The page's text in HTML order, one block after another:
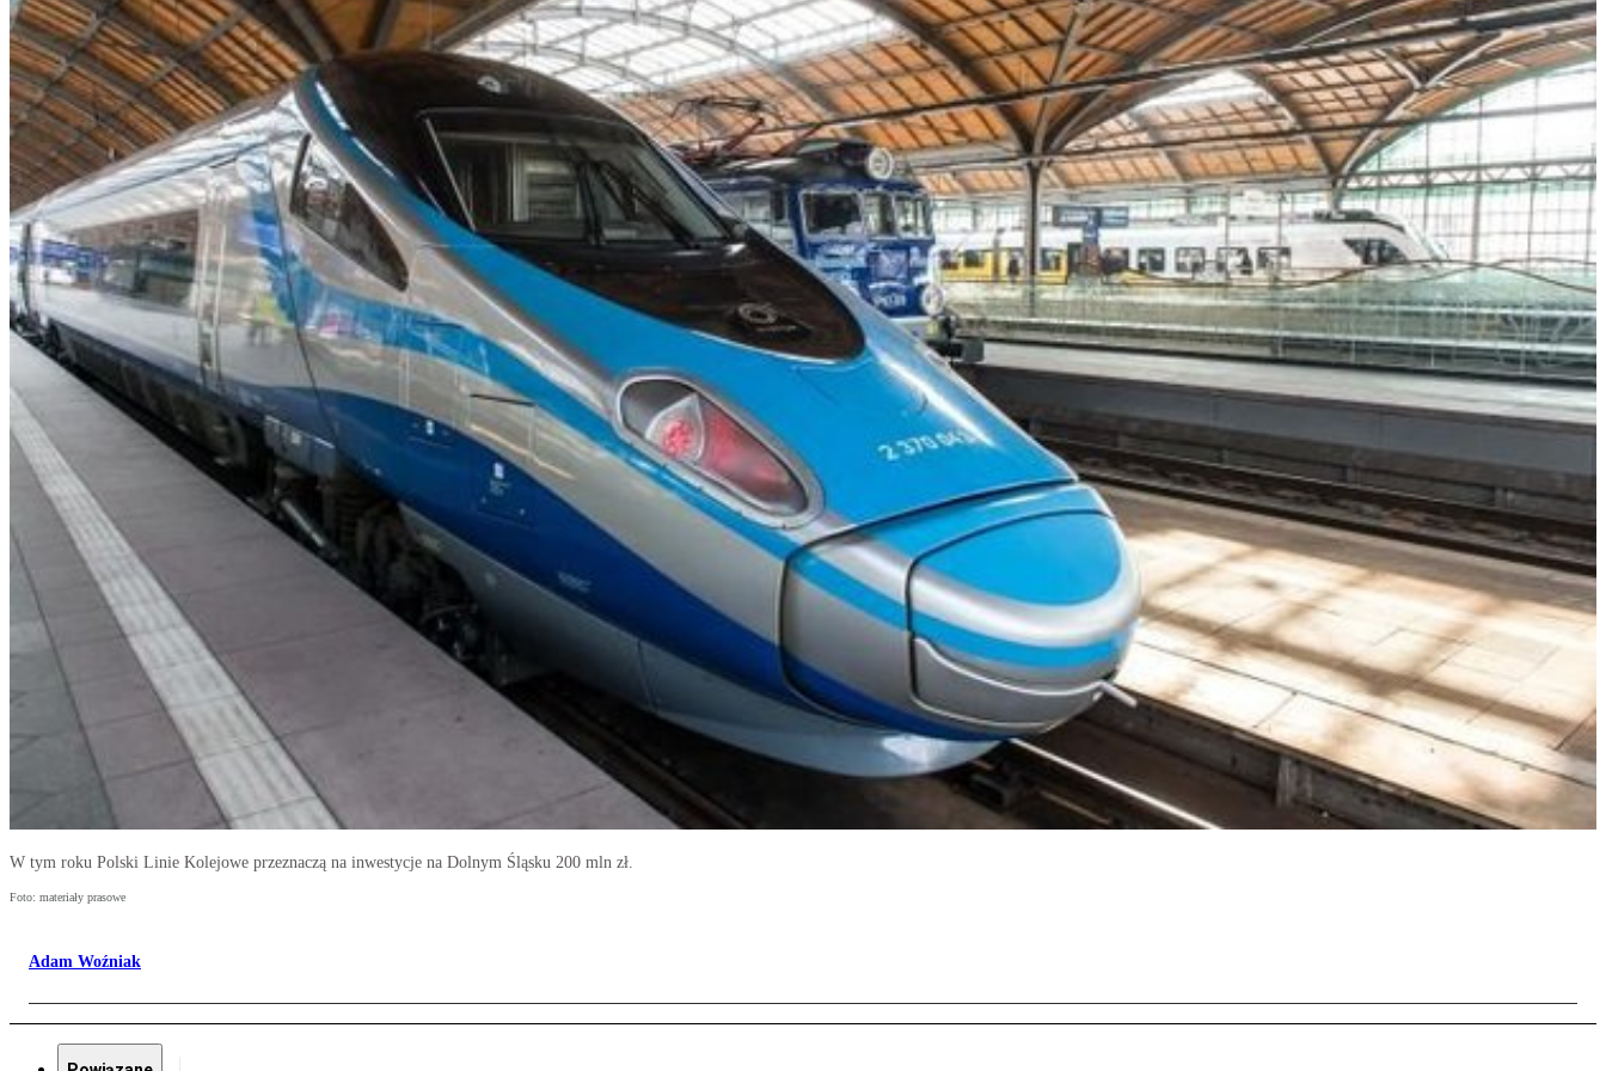
W tym roku Polski Linie Kolejowe przeznaczą na inwestycje na Dolnym Śląsku 200 mln zł.
Foto: materiały prasowe
Adam Woźniak